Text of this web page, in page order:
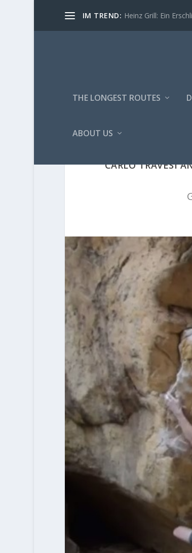
IM TREND: Heinz Grill: Ein
THE LONGEST ROUTES
ABOUT US
CARLO TRAVESI